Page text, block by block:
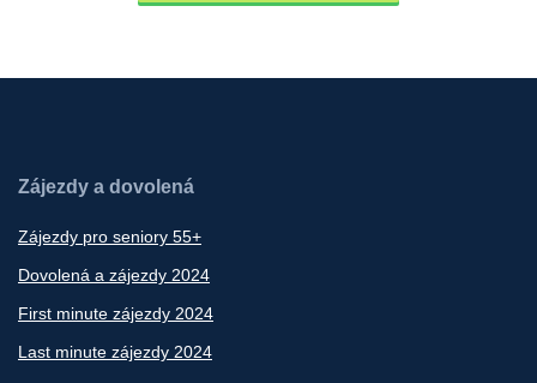
Zájezdy a dovolená
Zájezdy pro seniory 55+
Dovolená a zájezdy 2024
First minute zájezdy 2024
Last minute zájezdy 2024